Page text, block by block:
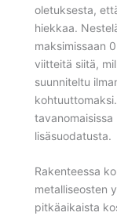
oletuksesta,
hiekkaa.
maksimissaan
viitteitä siitä,
suunniteltu
lisäsuodatusta.
Rakenteessa
metalliseosten
pitkäaikaista